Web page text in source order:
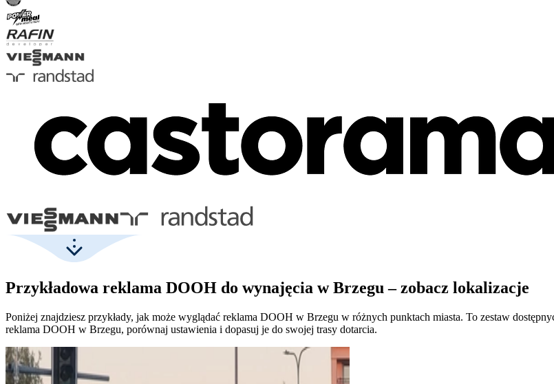
Przykładowa reklama DOOH do wynajęcia w Brzegu – zobacz lokalizacje
Poniżej znajdziesz przykłady, jak może wyglądać reklama DOOH w Brzegu w różnych punktach miasta. To zestaw
reklama DOOH w Brzegu, porównaj ustawienia i dopasuj je do swojej trasy dotarcia.